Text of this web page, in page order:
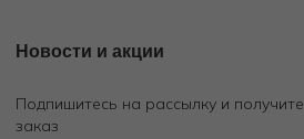
Новости и акции
Подпишитесь на рассылку и получите
заказ